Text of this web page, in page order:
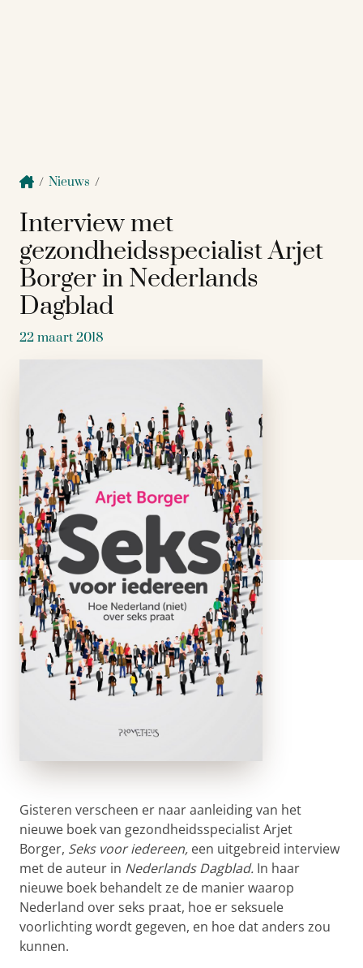
/ Nieuws /
Interview met
gezondheidsspecialist Arjet
Borger in Nederlands
Dagblad
22 maart 2018
Gisteren verscheen er naar aanleiding van het
nieuwe boek van gezondheidsspecialist Arjet
Borger, Seks voor iedereen, een uitgebreid interview
met de auteur in Nederlands Dagblad. In haar
nieuwe boek behandelt ze de manier waarop
Nederland over seks praat, hoe er seksuele
voorlichting wordt gegeven, en hoe dat anders zou
kunnen.